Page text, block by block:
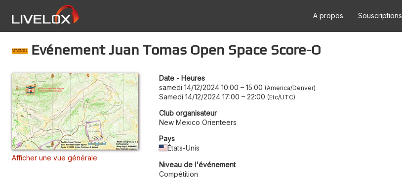
A propos Souscriptions
Evénement Juan Tomas Open Space Score-O
Afficher une vue générale
Date - Heures
samedi 14/12/2024 10:00 – 15:00 America/Denver
Samedi 14/12/2024 17:00 – 22:00 Etc/UTC
Club organisateur
New Mexico Orienteers
Pays
États-Unis
Niveau de l'événement
Compétition